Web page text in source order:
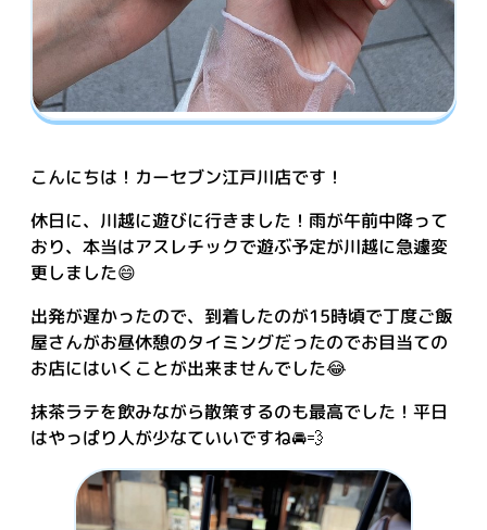
こんにちは！カーセブン江戸川店です！
休日に、川越に遊びに行きました！雨が午前中降って
おり、本当はアスレチックで遊ぶ予定が川越に急遽変
更しました😄
出発が遅かったので、到着したのが15時頃で丁度ご飯
屋さんがお昼休憩のタイミングだったのでお目当ての
お店にはいくことが出来ませんでした😂
抹茶ラテを飲みながら散策するのも最高でした！平日
はやっぱり人が少なていいですね🚘💨